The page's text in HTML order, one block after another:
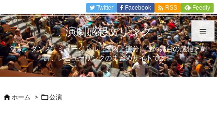


メニュ

Twitter Facebook  RSS Feedly
演劇感想文リンク
演劇、ダンス、ミュージカル（国内上演分）等の舞台の感想、劇
評、レビューリンクのまとめサイトです。
ホーム > 公演